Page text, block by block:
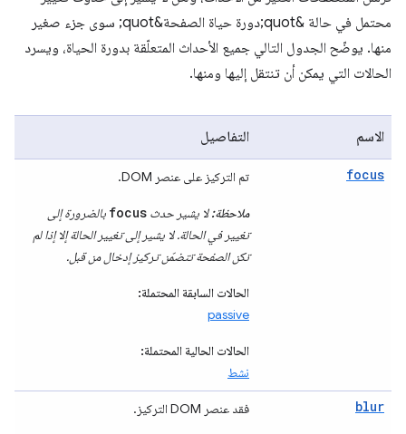
محتمل في حالة &quot;دورة حياة الصفحة&quot; سوى جزء صغير
منها. يوضّح الجدول التالي جميع الأحداث المتعلّقة بدورة الحياة، ويسرد
الحالات التي يمكن أن تنتقل إليها ومنها.
الاسم التفاصيل
focus تم التركيز على عنصر DOM.
ملاحظة:لا يشير حدث focus بالضرورة إلى
تغيير في الحالة. لا يشير إلى تغيير الحالة إلا إذا لم
تكن الصفحة تتضمّن تركيز إدخال من قبل.
الحالات السابقة المحتملة:
passive
الحالات الحالية المحتملة:
نشط
blur فقد عنصر DOM التركيز.